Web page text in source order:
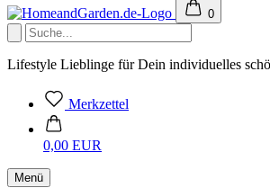
0
Lifestyle Lieblinge für Dein individuelles
Merkzettel
0,00 EUR
Menü